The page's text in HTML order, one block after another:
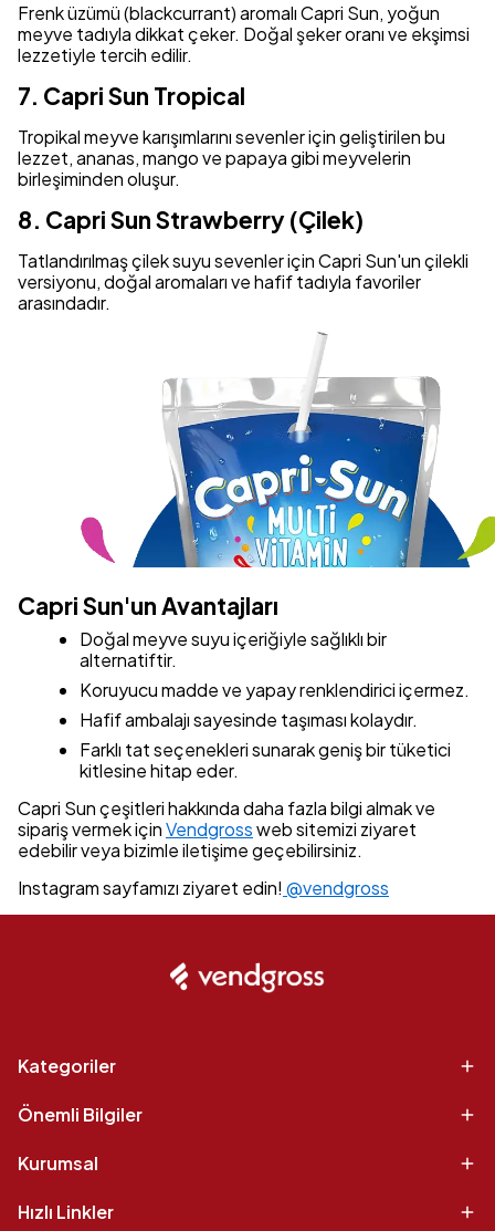
Frenk üzümü (blackcurrant) aromalı Capri Sun, yoğun
meyve tadıyla dikkat çeker. Doğal şeker oranı ve ekşimsi
lezzetiyle tercih edilir.
7. Capri Sun Tropical
Tropikal meyve karışımlarını sevenler için geliştirilen bu
lezzet, ananas, mango ve papaya gibi meyvelerin
birleşiminden oluşur.
8. Capri Sun Strawberry (Çilek)
Tatlandırılmaş çilek suyu sevenler için Capri Sun'un çilekli
versiyonu, doğal aromaları ve hafif tadıyla favoriler
arasındadır.
Capri Sun'un Avantajları
Doğal meyve suyu içeriğiyle sağlıklı bir
alternatiftir.
Koruyucu madde ve yapay renklendirici içermez.
Hafif ambalajı sayesinde taşıması kolaydır.
Farklı tat seçenekleri sunarak geniş bir tüketici
kitlesine hitap eder.
Capri Sun çeşitleri hakkında daha fazla bilgi almak ve
sipariş vermek içinVendgrossweb sitemizi ziyaret
edebilir veya bizimle iletişime geçebilirsiniz.
Instagram sayfamızı ziyaret edin! @vendgross
Kategoriler
Önemli Bilgiler
Kurumsal
Hızlı Linkler